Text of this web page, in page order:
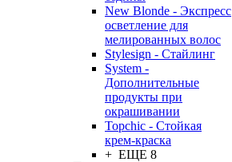
New Blonde - Экспресс
осветление для
мелированных волос
Stylesign - Стайлинг
System -
Дополнительные
продукты при
окрашивании
Topchic - Стойкая
крем-краска
+ ЕЩЕ 8